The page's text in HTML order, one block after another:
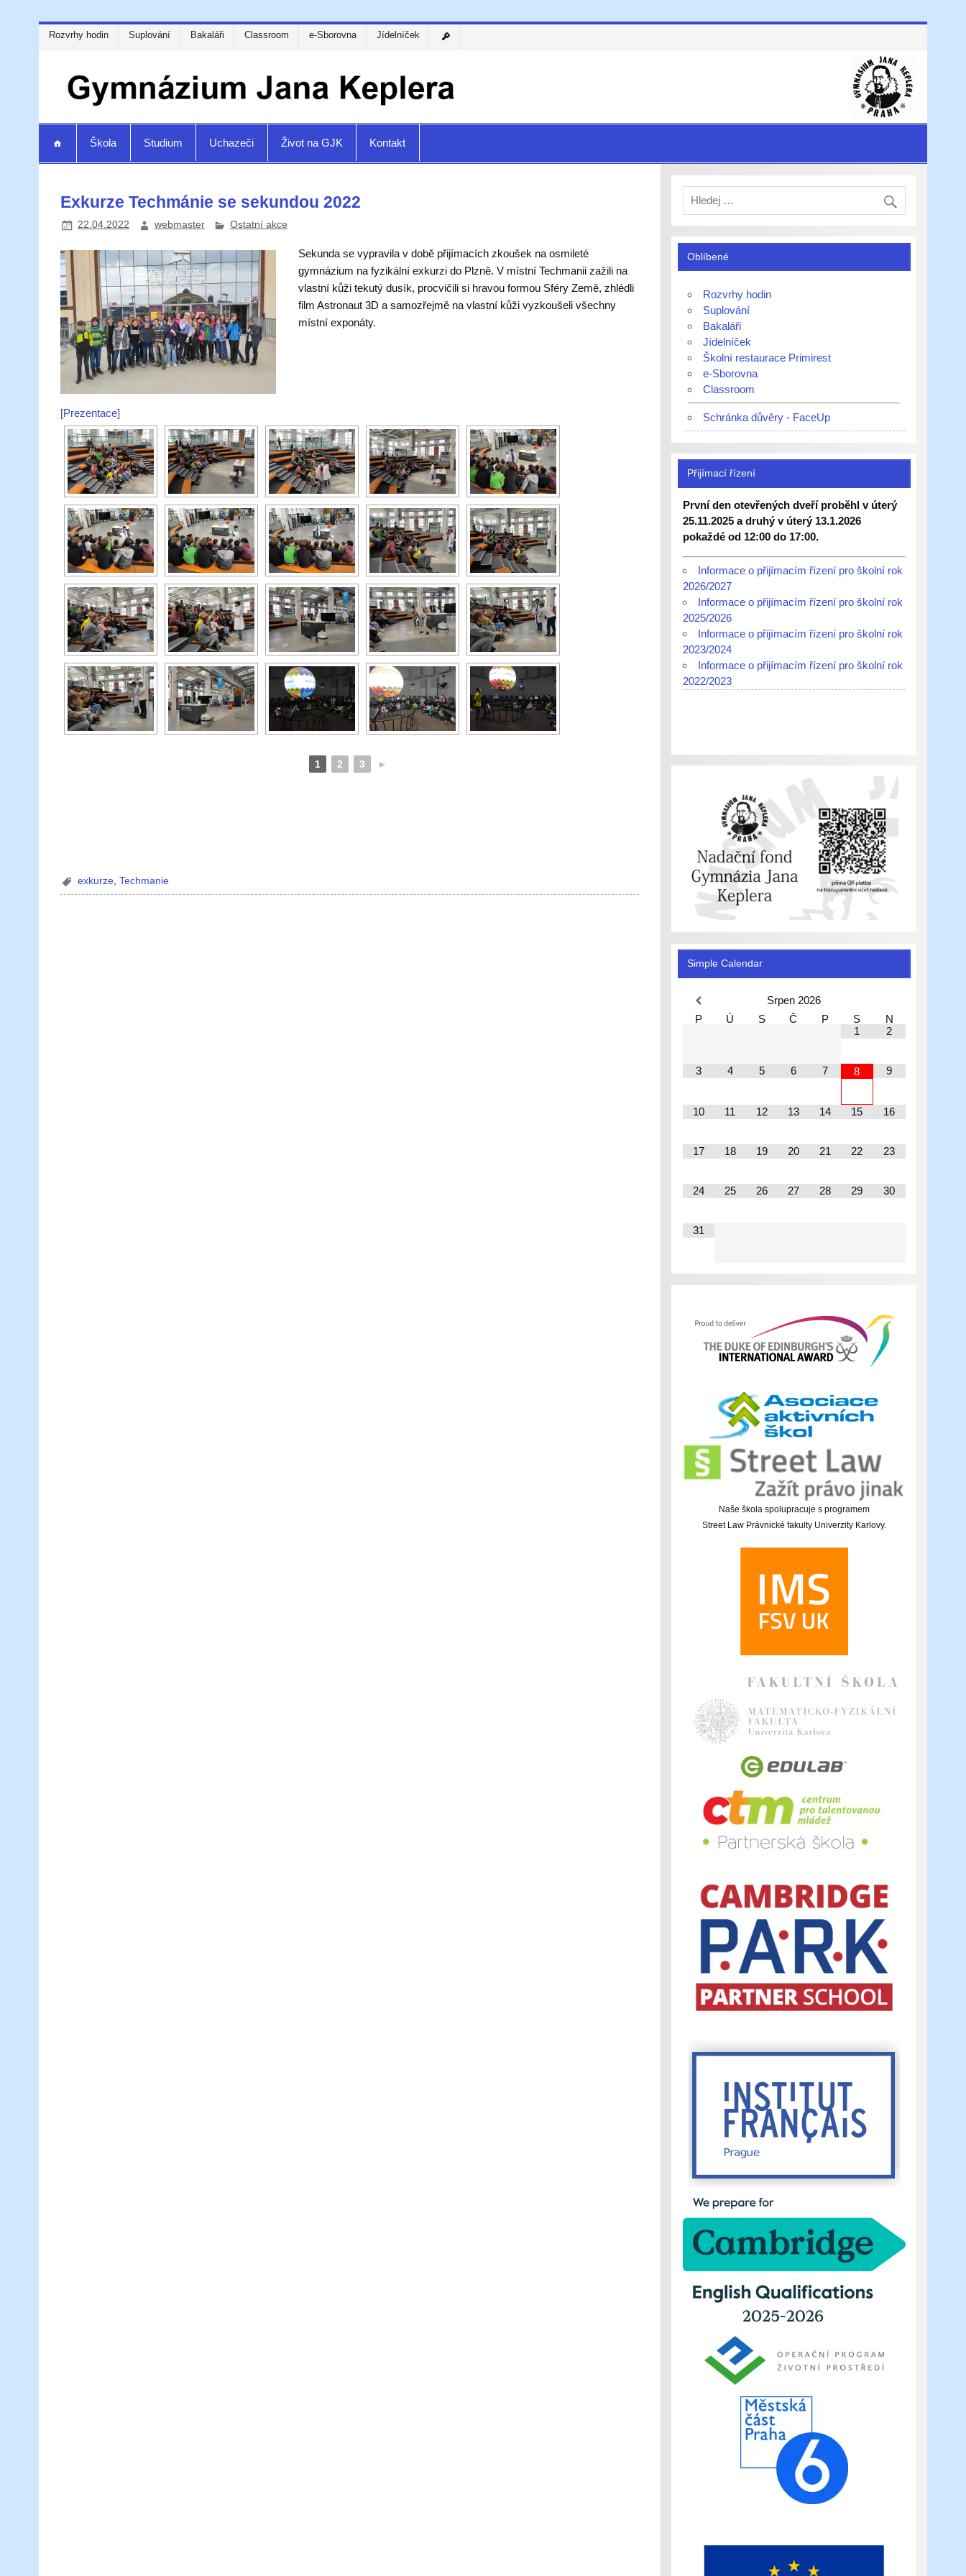
Rozvrhy hodin Suplování Bakaláři Classroom e-Sborovna Jídelníček
Škola Studium Uchazeči Život na GJK Kontakt
Exkurze Techmánie se sekundou 2022
22.04.2022 webmaster Ostatní akce
Sekunda se vypravila v době přijímacích zkoušek na osmileté
gymnázium na fyzikální exkurzi do Plzně. V místní Techmanii zažili na
vlastní kůži tekutý dusík, procvičili si hravou formou Sféry Země, zhlédli
film Astronaut 3D a samozřejmě na vlastní kůži vyzkoušeli všechny
místní exponáty.
[Prezentace]
1 2 3 ►
exkurze,Techmanie
Oblíbené
Rozvrhy hodin
Suplování
Bakaláři
Jídelníček
Školní restaurace Primirest
e-Sborovna
Classroom
Schránka důvěry - FaceUp
Přijímací řízení
První den otevřených dveří proběhl v úterý
25.11.2025 a druhý v úterý 13.1.2026
pokaždé od 12:00 do 17:00.
Informace o přijímacím řízení pro školní rok
2026/2027
Informace o přijímacím řízení pro školní rok
2025/2026
Informace o přijímacím řízení pro školní rok
2023/2024
Informace o přijímacím řízení pro školní rok
2022/2023
Simple Calendar
Srpen 2026
P
Ú S Č P S
N
1
2
3 4 5 6 7 8 9
10 11 12 13 14 15 16
17 18 19 20 21 22 23
24 25 26 27 28 29 30
31
Naše škola spolupracuje s programem
Street Law Právnické fakulty Univerzity Karlovy.